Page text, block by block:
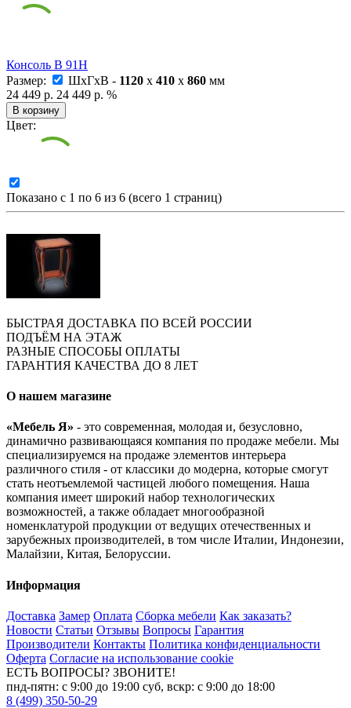
Консоль В 91Н
Размер:
ШxГxВ - 1120 x 410 x 860 мм
24 449 р. 24 449 р. %
В корзину
Цвет:
Показано с 1 по 6 из 6 (всего 1 страниц)
БЫСТРАЯ ДОСТАВКА ПО ВСЕЙ РОССИИ
ПОДЪЁМ НА ЭТАЖ
РАЗНЫЕ СПОСОБЫ ОПЛАТЫ
ГАРАНТИЯ КАЧЕСТВА ДО 8 ЛЕТ
О нашем магазине
«Мебель Я» - это современная, молодая и, безусловно,
динамично развивающаяся компания по продаже мебели. Мы
специализируемся на продаже элементов интерьера
различного стиля - от классики до модерна, которые смогут
стать неотъемлемой частицей любого помещения. Наша
компания имеет широкий набор технологических
возможностей, а также обладает многообразной
номенклатурой продукции от ведущих отечественных и
зарубежных производителей, в том числе Италии, Индонезии,
Малайзии, Китая, Белоруссии.
Информация
Доставка Замер Оплата Сборка мебели Как заказать?
Новости Статьи Отзывы Вопросы Гарантия
Производители Контакты Политика конфиденциальности
Оферта Согласие на использование cookie
ЕСТЬ ВОПРОСЫ? ЗВОНИТЕ!
пнд-пятн: с 9:00 до 19:00 суб, вскр: с 9:00 до 18:00
8 (499) 350-50-29